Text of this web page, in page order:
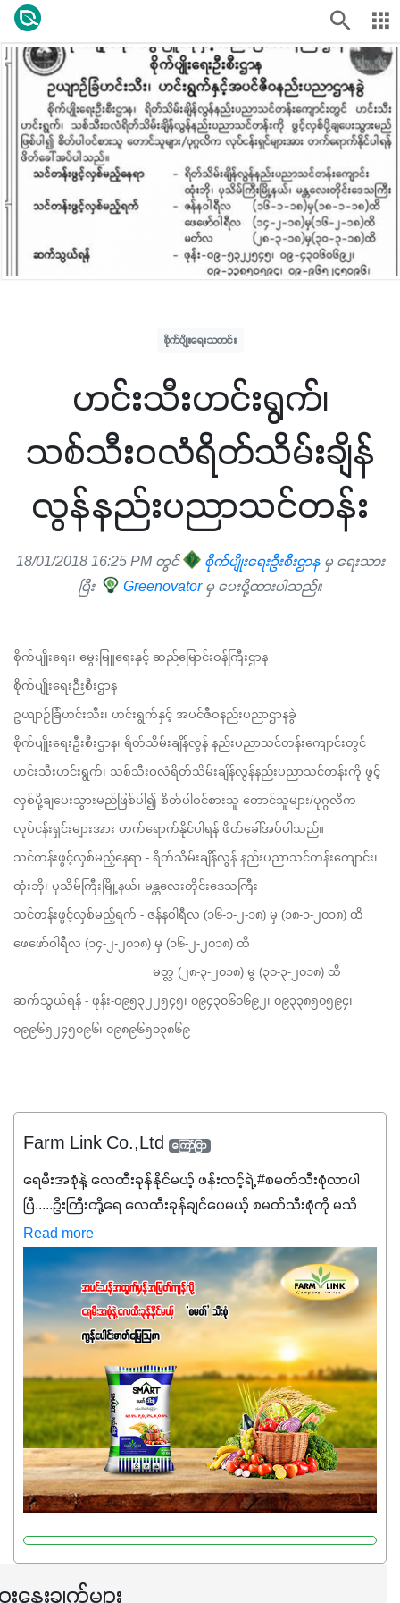
စိုက်ပျိုးရေးသတင်း
ဟင်းသီးဟင်းရွက်၊
သစ်သီးဝလံရိတ်သိမ်းချိန်
လွန်နည်းပညာသင်တန်း
18/01/2018 16:25 PM တွင် စိုက်ပျိုးရေးဦးစီးဌာနမှ ရေးသား
ပြီး
Greenovator မှ ပေးပို့ထားပါသည်။
စိုက်ပျိုးရေး၊ မွေးမြူရေးနှင့် ဆည်မြောင်းဝန်ကြီးဌာန
စိုက်ပျိုးရေးဉီးစီးဌာန
ဥယျာဉ်ခြံဟင်းသီး၊ ဟင်းရွက်နှင့် အပင်ဇီဝနည်းပညာဌာနခွဲ
စိုက်ပျိုးရေးဦးစီးဌာန၊ ရိတ်သိမ်းချိန်လွန် နည်းပညာသင်တန်းကျောင်းတွင်
ဟင်းသီးဟင်းရွက်၊ သစ်သီးဝလံရိတ်သိမ်းချိန်လွန်နည်းပညာသင်တန်းကို ဖွင့်
လှစ်ပို့ချပေးသွားမည်ဖြစ်ပါ၍ စိတ်ပါဝင်စားသူ တောင်သူများ/ပုဂ္ဂလိက
လုပ်ငန်းရှင်းများအား တက်ရောက်နိုင်ပါရန် ဖိတ်ခေါ်အပ်ပါသည်။
သင်တန်းဖွင့်လှစ်မည့်နေရာ - ရိတ်သိမ်းချိန်လွန် နည်းပညာသင်တန်းကျောင်း၊
ထုံးဘို၊ ပုသိမ်ကြီးမြို့နယ်၊ မန္တလေးတိုင်းဒေသကြီး
သင်တန်းဖွင့်လှစ်မည့်ရက် - ဇန်နဝါရီလ (၁၆-၁-၂-၁၈) မှ (၁၈-၁-၂၀၁၈) ထိ
ဖေဖော်ဝါရီလ (၁၄-၂-၂၀၁၈) မှ (၁၆-၂-၂၀၁၈) ထိ
မတ္လ (၂၈-၃-၂၀၁၈) မွ (၃၀-၃-၂၀၁၈) ထိ
ဆက်သွယ်ရန် - ဖုန်း-၀၉၅၃၂၂၅၄၅၊ ၀၉၄၃၀၆၀၆၉၂၊ ၀၉၃၃၈၅၀၅၉၄၊
၀၉၉၆၅၂၄၅၀၉၆၊ ၀၉၈၉၆၅၀၃၈၆၉
Farm Link Co.,Ltd ကြော်ငြာ
ရေမီးအစုံနဲ့ လေထီးခုန်နိုင်မယ့် ဖန်းလင့်ရဲ့ #စမတ်သီးစုံလာပါ
ပြီ.....ဦးကြီးတို့ရေ ‌လေထီးခုန်ချင်ပေမယ့် စမတ်သီးစုံကို မသိ
သေးရင်တော့ ဒီစာလေးကို ဆက်ဖတ်‌ပေးပါ #စမတ်သီးစုံဆိုတာ
အပင်တိုင်းအတွက် အဓိကအာဟာရNPK (19:7:8)နဲ့ #ဟူးမစ်
အက်စစ်တို့ အချိုးကျ ပေါင်းစပ်ထားတဲ့ ကွန်ပေါင်း
ဓာတ်မြေဩဇာဖြစ်ပါတယ်။ အဓိကအကျိုးကျေးဇူးတွေအနေနဲ့
ကတော့ နိုက်ထရိုဂျင် 19%ပါဝင်တဲ့အတွက် ကလိုရိုဖီးလ်ဖွဲ့စည်း
မှုကို အားပေးကာ သီးနှံပင်များ၏အရွက်များစိမ်းလန်းသန်စွမ်း
ပြီး အစာချက်လုပ်မှုအားကောင်းစေပါတယ်။ အပင်၏ပင်ပိုင်း
ကြီးထွားမှုကို တိုးမြင့်စေကာ အပင်သန်၍ အကြီးမြန်စေပါတယ်။
သင့်တော်တဲ့ Phosphorus 7%ပါဝင်မှုကြောင့် အပင်ရဲ့ အမြစ်
ဖွဲ့စည်းတည်ဆောက်မှုကို ပို၍သန်မာလာအောင် အားပေးပါ
တယ်။ ဒါ့အပြင် ပန်းပွင့်ခြင်း၊အသီးသီးခြင်း၊အစေ့တည်ခြင်း
လုပ်ငန်းစဉ်များကိုလည်း အားပေးပါတယ်။ လုံလောက်တဲ့
အရသာ ပိုမိုကောင်းမွန်စေဖို့အတွက် လိုအပ်တဲ့အာဟာရဓာတ်
Read more
နွေးချက်များ